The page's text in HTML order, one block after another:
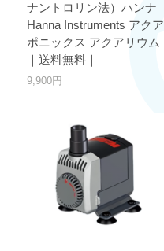
ナントロリン法）ハンナ
Hanna Instruments アクア
ポニックス アクアリウム
｜送料無料｜
9,900円